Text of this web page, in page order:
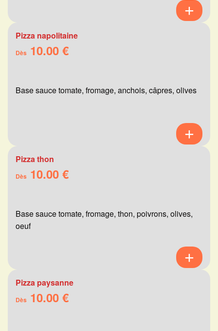
Pizza napolitaine
Dès 10.00 €
Base sauce tomate, fromage, anchois, câpres, olives
Pizza thon
Dès 10.00 €
Base sauce tomate, fromage, thon, poivrons, olives,
oeuf
Pizza paysanne
Dès 10.00 €